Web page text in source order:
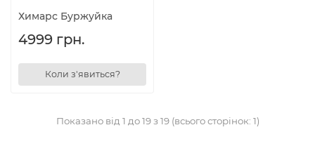
Химарс Буржуйка
4999 грн.
Коли з'явиться?
Показано від 1 до 19 з 19 (всього сторінок: 1)